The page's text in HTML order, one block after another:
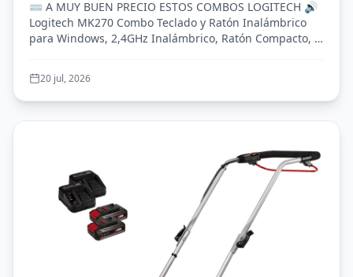
Multimedia y de Acceso Directo, 2 años
de batería, PC, PC Portátil, QWERTY
⌨️ A MUY BUEN PRECIO ESTOS COMBOS LOGITECH 🔊
Logitech MK270 Combo Teclado y Ratón Inalámbrico
para Windows, 2,4GHz Inalámbrico, Ratón Compacto, 8
20 jul, 2026